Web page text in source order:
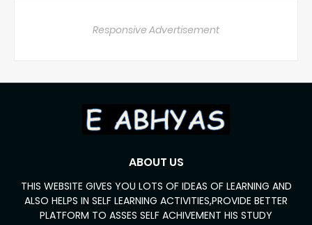
Responsive Advertisement
ABOUT US
THIS WEBSITE GIVES YOU LOTS OF IDEAS OF LEARNING AND
ALSO HELPS IN SELF LEARNING ACTIVITIES,PROVIDE BETTER
PLATFORM TO ASSES SELF ACHIVEMENT HIS STUDY